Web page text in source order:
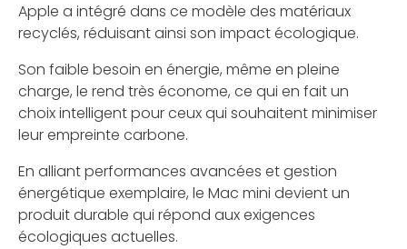
Apple a intégré dans ce modèle des matériaux
recyclés, réduisant ainsi son impact écologique.
Son faible besoin en énergie, même en pleine
charge, le rend très économe, ce qui en fait un
choix intelligent pour ceux qui souhaitent minimiser
leur empreinte carbone.
En alliant performances avancées et gestion
énergétique exemplaire, le Mac mini devient un
produit durable qui répond aux exigences
écologiques actuelles.